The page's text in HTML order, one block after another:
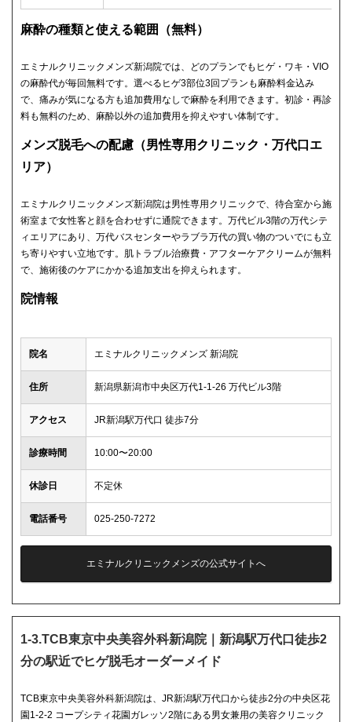
麻酔の種類と使える範囲（無料）
エミナルクリニックメンズ新潟院では、どのプランでもヒゲ・ワキ・VIO
の麻酔代が毎回無料です。選べるヒゲ3部位3回プランも麻酔料金込み
で、痛みが気になる方も追加費用なしで麻酔を利用できます。初診・再診
料も無料のため、麻酔以外の追加費用を抑えやすい体制です。
メンズ脱毛への配慮（男性専用クリニック・万代口エ
リア）
エミナルクリニックメンズ新潟院は男性専用クリニックで、待合室から施
術室まで女性客と顔を合わせずに通院できます。万代ビル3階の万代シテ
ィエリアにあり、万代バスセンターやラブラ万代の買い物のついでにも立
ち寄りやすい立地です。肌トラブル治療費・アフターケアクリームが無料
で、施術後のケアにかかる追加支出を抑えられます。
院情報
院名 エミナルクリニックメンズ 新潟院
住所 新潟県新潟市中央区万代1-1-26 万代ビル3階
アクセス JR新潟駅万代口 徒歩7分
診療時間 10:00〜20:00
休診日 不定休
電話番号 025-250-7272
エミナルクリニックメンズの公式サイトへ
1-3.TCB東京中央美容外科新潟院｜新潟駅万代口徒歩2
分の駅近でヒゲ脱毛オーダーメイド
TCB東京中央美容外科新潟院は、JR新潟駅万代口から徒歩2分の中央区花
園1-2-2 コープシティ花園ガレッソ2階にある男女兼用の美容クリニック